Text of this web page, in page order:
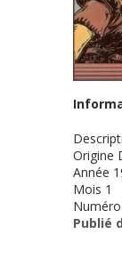
Origine
Année
Mois 1
Numéro
Publié